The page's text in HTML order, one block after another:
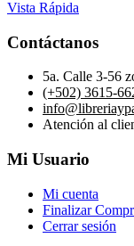
Vista Rápida
Contáctanos
5a. Calle 3-56
(+502) 3615-
Atención al
Mi Usuario
Mi cuenta
Finalizar
Cerrar sesión